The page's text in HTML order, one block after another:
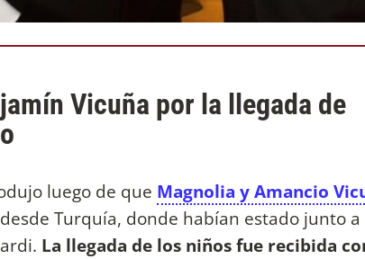
Vicuña por la llegada de
luego de que Magnolia y Amancio
Turquía, donde habían estado junto
La llegada de los niños fue recibida